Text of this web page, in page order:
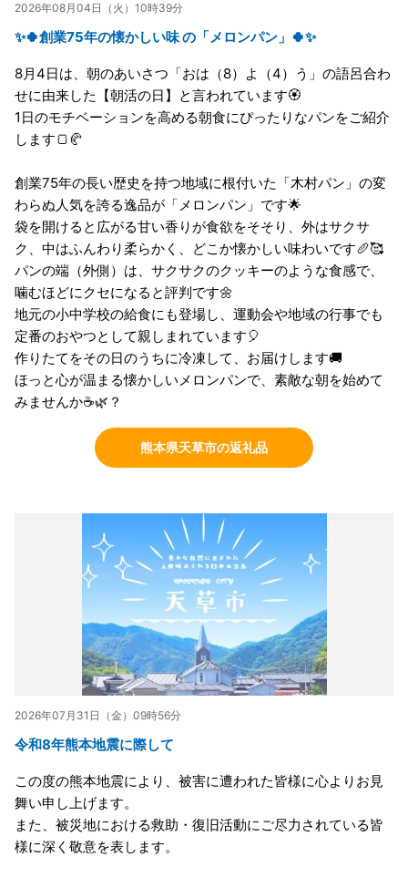
2026年08月04日（火）10時39分
✨🍀創業75年の懐かしい味 の「メロンパン」🍀✨
8月4日は、朝のあいさつ「おは（8）よ（4）う」の語呂合わ
せに由来した【朝活の日】と言われています🏵️
1日のモチベーションを高める朝食にぴったりなパンをご紹介
します🍞🥐
創業75年の長い歴史を持つ地域に根付いた「木村パン」の変
わらぬ人気を誇る逸品が「メロンパン」です🌟
袋を開けると広がる甘い香りが食欲をそそり、外はサクサ
ク、中はふんわり柔らかく、どこか懐かしい味わいです🥖🥰
パンの端（外側）は、サクサクのクッキーのような食感で、
噛むほどにクセになると評判です🌼
地元の小中学校の給食にも登場し、運動会や地域の行事でも
定番のおやつとして親しまれています🎈
作りたてをその日のうちに冷凍して、お届けします🚚
ほっと心が温まる懐かしいメロンパンで、素敵な朝を始めて
みませんか☕️🌿？
熊本県天草市の返礼品
2026年07月31日（金）09時56分
令和8年熊本地震に際して
この度の熊本地震により、被害に遭われた皆様に心よりお見
舞い申し上げます。
また、被災地における救助・復旧活動にご尽力されている皆
様に深く敬意を表します。